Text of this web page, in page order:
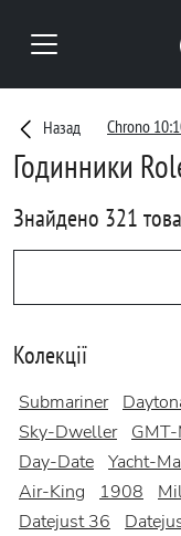
Назад Chrono
Годинники
Знайдено 321
Колекції
Submariner
Sky-Dweller
Day-Date Yacht-
Air-King
1908
Datejust 36